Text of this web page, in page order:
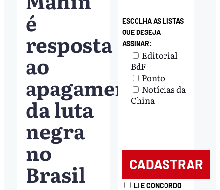
é
resposta
ao
apagamento
da luta
negra
no
Brasil
ESCOLHA AS LISTAS
QUE DESEJA
ASSINAR:
Editorial
BdF
Ponto
Notícias da
China
LI E CONCORDO